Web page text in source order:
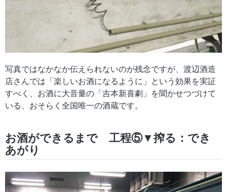
写真ではなかなか伝えられないのが残念ですが、渡辺酒造
店さんでは「楽しいお酒になるように」という効果を実証
すべく、お酒に大音量の「吉本新喜劇」を聞かせつづけて
いる、おそらく全国唯一の酒蔵です。
お酒ができるまで 工程⑤▼搾る：でき
あがり